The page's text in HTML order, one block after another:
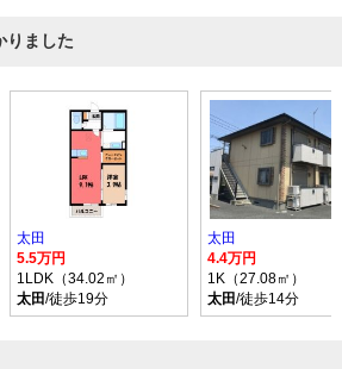
りました
太田
5.5万円
1LDK（34.02㎡）
太田/徒歩19分
太田
4.4万円
1K（27.08㎡）
太田/徒歩14分